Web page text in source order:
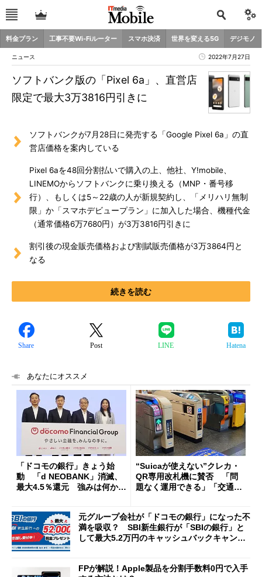
料金プラン 工事不要Wi-Fiルーター スマホ決済 世界を変える5G デジモノ
ニュース 2022年7月27日
ソフトバンク版の「Pixel 6a」、直営店
限定で最大3万3816円引きに
ソフトバンクが7月28日に発売する「Google Pixel 6a」の直
営店価格を案内している
Pixel 6aを48回分割払いで購入の上、他社、Y!mobile、
LINEMOからソフトバンクに乗り換える（MNP・番号移
行）、もしくは5～22歳の人が新規契約し、「メリハリ無制
限」か「スマホデビュープラン」に加入した場合、機種代金
（通常価格6万7680円）が3万3816円引きに
割引後の現金販売価格および割賦販売価格が3万3864円と
なる
続きを読む
Share Post LINE Hatena
あなたにオススメ
「ドコモの銀行」きょう始
動 「d NEOBANK」消滅、
最大4.5％還元 強みは何か解
“Suicaが使えない”クレカ・
QR専用改札機に賛否 「問
題なく運用できる」「交通系I
元グループ会社が「ドコモの銀行」になった不
満を吸収？ SBI新生銀行が「SBIの銀行」と
して最大5.2万円のキャッシュバックキャンペ
FPが解説！Apple製品を分割手数料0円で入手